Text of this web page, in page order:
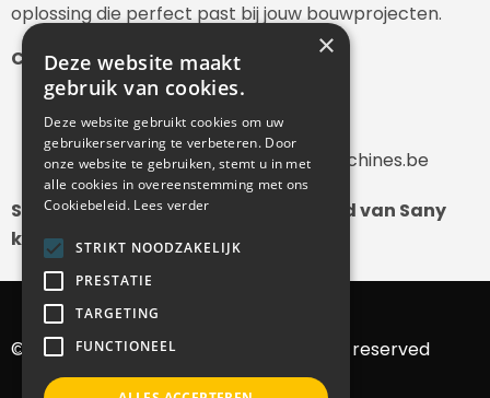
oplossing die perfect past bij jouw bouwprojecten.
Contactgegevens:
Telefoon: 0032 473 82 52 59
E-mail:
frederic.vanhoorebeke@mmbmachines.be
Start vandaag nog met de zekerheid van Sany
kranen van MMB Machines.
© 2025 Bvba MMB machines – All rights reserved
×
Deze website maakt
gebruik van cookies.
Deze website gebruikt cookies om uw
gebruikerservaring te verbeteren. Door
onze website te gebruiken, stemt u in met
alle cookies in overeenstemming met ons
Cookiebeleid. Lees verder
STRIKT NOODZAKELIJK
PRESTATIE
TARGETING
FUNCTIONEEL